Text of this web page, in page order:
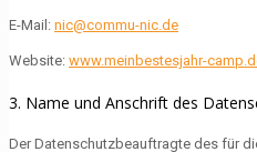
E-Mail: nic@commu-nic.de
Website: www.meinbestesjahr-
3. Name und Anschrift des
Der Datenschutzbeauftragte des für